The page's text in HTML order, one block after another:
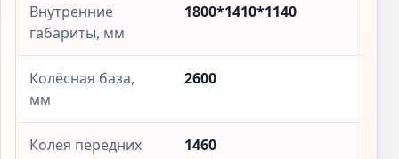
Внутренние
габариты, мм
1800*1410*1140
Колёсная база,
мм
2600
Колея передних
1460